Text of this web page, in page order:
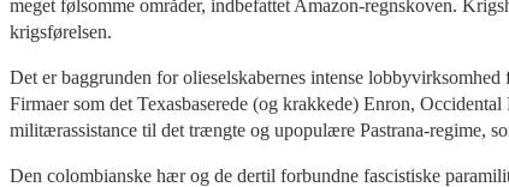
meget følsomme områder, indbefattet Amazon-regnskoven.
krigsførelsen.
Det er baggrunden for olieselskabernes intense
Firmaer som det Texasbaserede (og krakkede) Enron,
militærassistance til det trængte og upopulære Pastrana-regime,
Den colombianske hær og de dertil forbundne fascistiske